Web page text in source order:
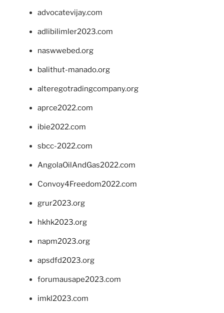
advocatevijay.com
adlibilimler2023.com
naswwebed.org
balithut-manado.org
alteregotradingcompany.org
aprce2022.com
ibie2022.com
sbcc-2022.com
AngolaOilAndGas2022.com
Convoy4Freedom2022.com
grur2023.org
hkhk2023.org
napm2023.org
apsdfd2023.org
forumausape2023.com
imkl2023.com